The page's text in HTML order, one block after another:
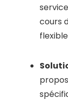
cours